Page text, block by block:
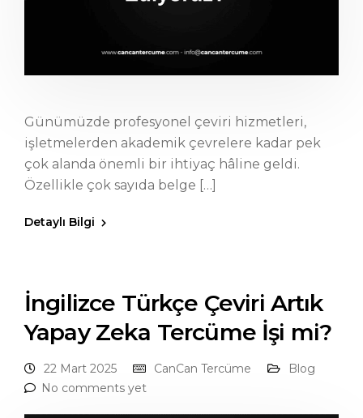
Günümüzde profesyonel çeviri hizmetleri,
işletmelerden akademik çevrelere kadar pek
çok alanda önemli bir ihtiyaç hâline geldi.
Özellikle çok sayıda belge […]
Detaylı Bilgi
İngilizce Türkçe Çeviri Artık
Yapay Zeka Tercüme İşi mi?
22 Mart 2025 CanCan Tercüme
Blog
No comments yet